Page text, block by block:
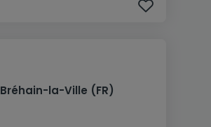
Bréhain-la-Ville (FR)